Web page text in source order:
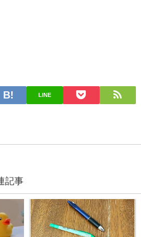
LINE
記事